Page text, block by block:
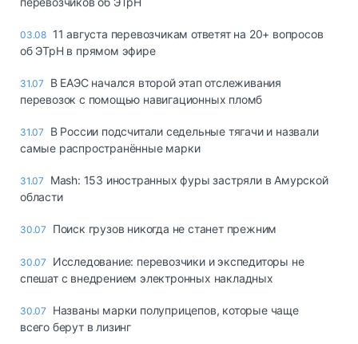
03.08 11 августа перевозчикам ответят на 20+ вопросов
об ЭТрН в прямом эфире
31.07
В ЕАЭС начался второй этап отслеживания
перевозок с помощью навигационных пломб
31.07
В России подсчитали седельные тягачи и назвали
самые распространённые марки
31.07
Mash: 153 иностранных фуры застряли в Амурской
области
30.07 Поиск грузов никогда не станет прежним
30.07
Исследование: перевозчики и экспедиторы не
спешат с внедрением электронных накладных
30.07
Названы марки полуприцепов, которые чаще
всего берут в лизинг